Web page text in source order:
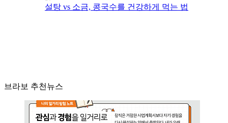
설탕 vs 소금, 콩국수를 건강하게 먹는 법
브라보 추천뉴스